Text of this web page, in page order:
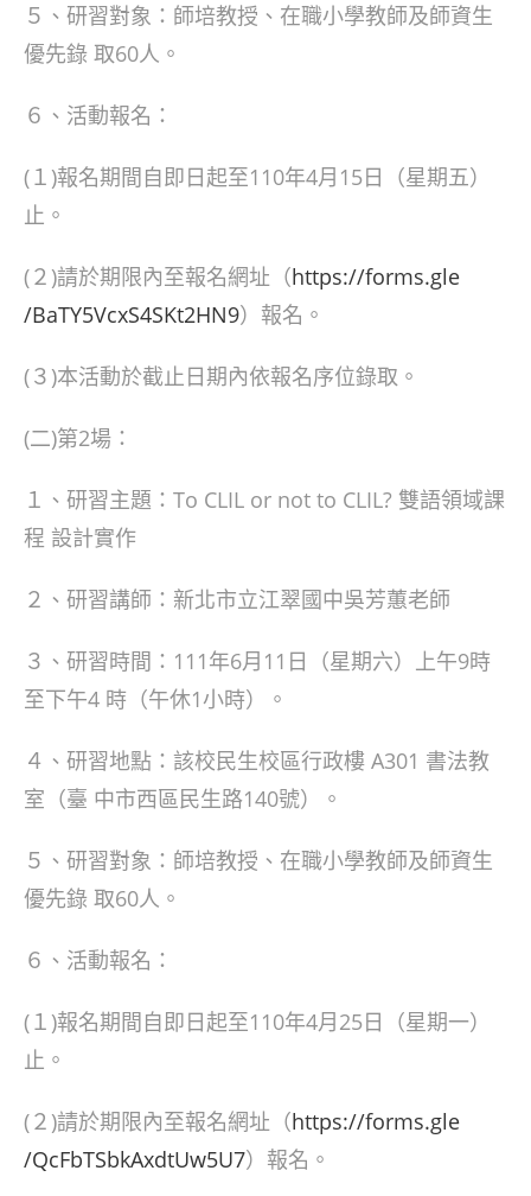
５、研習對象：師培教授、在職小學教師及師資生
優先錄 取60人。
６、活動報名：
(１)報名期間自即日起至110年4月15日（星期五）
止。
(２)請於期限內至報名網址（https://forms.gle
/BaTY5VcxS4SKt2HN9）報名。
(３)本活動於截止日期內依報名序位錄取。
(二)第2場：
１、研習主題：To CLIL or not to CLIL? 雙語領域課
程 設計實作
２、研習講師：新北市立江翠國中吳芳蕙老師
３、研習時間：111年6月11日（星期六）上午9時
至下午4 時（午休1小時）。
４、研習地點：該校民生校區行政樓 A301 書法教
室（臺 中市西區民生路140號）。
５、研習對象：師培教授、在職小學教師及師資生
優先錄 取60人。
６、活動報名：
(１)報名期間自即日起至110年4月25日（星期一）
止。
(２)請於期限內至報名網址（https://forms.gle
/QcFbTSbkAxdtUw5U7）報名。